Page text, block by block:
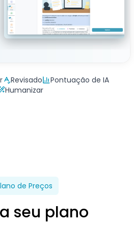
Revisado
Pontuação de IA
Humanizar
de Preços
seu plano